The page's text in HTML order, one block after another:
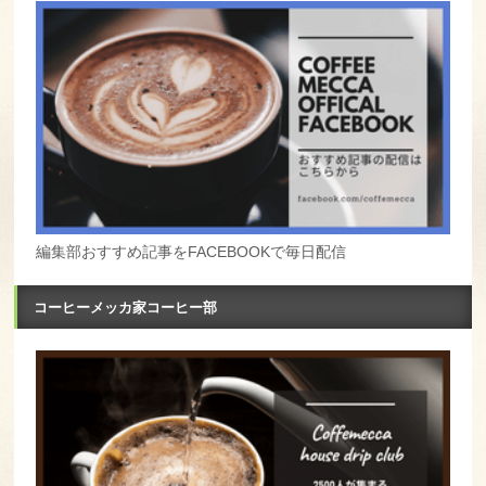
編集部おすすめ記事をFACEBOOKで毎日配信
コーヒーメッカ家コーヒー部